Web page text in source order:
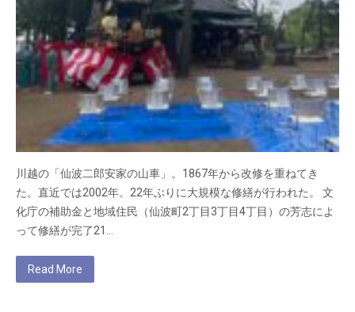
川越の「仙波二郎安家の山車」。1867年から改修を重ねてき
た。直近では2002年。22年ぶりに大規模な修繕が行われた。 文
化庁の補助金と地域住民（仙波町2丁目3丁目4丁目）の芳志によ
って修繕が完了21…
Read More